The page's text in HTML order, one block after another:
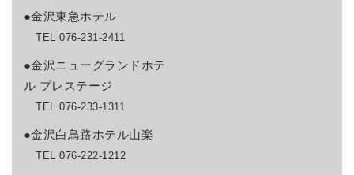
●金沢東急ホテル
TEL 076-231-2411
●金沢ニューグランドホテ
ル プレステージ
TEL 076-233-1311
●金沢白鳥路ホテル山楽
TEL 076-222-1212